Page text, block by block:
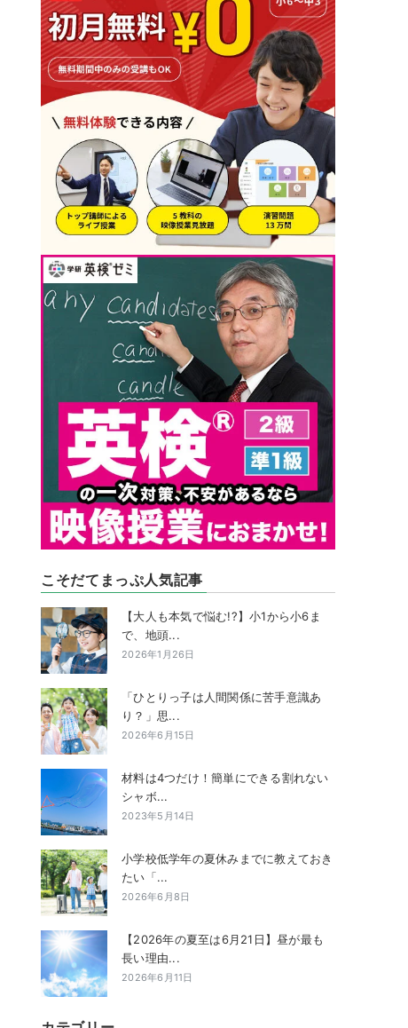
こそだてまっぷ人気記事
【大人も本気で悩む!?】小1から小6ま
で、地頭...
2026年1月26日
「ひとりっ子は人間関係に苦手意識あ
り？」思...
2026年6月15日
材料は4つだけ！簡単にできる割れない
シャボ...
2023年5月14日
小学校低学年の夏休みまでに教えておき
たい「...
2026年6月8日
【2026年の夏至は6月21日】昼が最も
長い理由...
2026年6月11日